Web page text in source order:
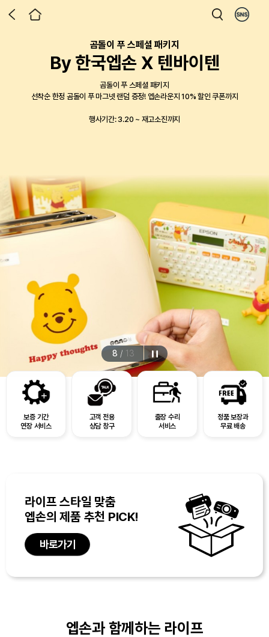
프로젝터로 만든 홈시네마
리뷰 남기고 상품권 받아가세요!
프로젝터 구매 후 달라진 우리 집 일상의 순간,
생생한 사진과 글을 남기고 최대 50만원 상품권까지 챙겨가세요!
Epson X Milwaukee
FORCE 패키지 재입고!
작업을 완성하는 두가지 기준 PRECISION FORCE
프린터의 정밀함과 밀워키의 힘으로 현장 작업의 완성도를 높여보세요.한정 수량 최
엡손 라운지 x DUUL 런칭 기념 이벤트
홈시네마 프로젝터, 이제 가구까
지 한번에
다섯 가지 컬러를 우리 집 인테리어에 맞게 선택해보세요
엡손 라운지 전용 포토 프린터 패키지
프린톡 패키지 출시
일상과 비즈니스 스팟에서 손쉬운 사진 출력 서비스를 제공합니다.
행사기간: 26.7.1 ~ 9.30
제4회 디지털 텍스타일 프린팅 공모전
디지털 텍스타일 프린팅으로 완성하는
나만의 작품
참가 접수 진행 중
엡손 라운지 홈 에듀 프로모션
Safa 3 in 1 코팅/제본기
그림일기, 단어카드는 물론 사무실에서도 사용가능
엡손 Dust-Free 렌탈
상품권 증정 & 첫 달 무료 이벤트
상담만 받아도 상품권 증정,
AM-C & EM-C 시리즈 계약 시
곰돌이 푸 스페셜 패키지
By 한국엡손 X 텐바이텐
곰돌이 푸 스페셜 패키지
선착순 한정 곰돌이 푸 마그넷 랜덤 증정! 엡손라운지 10% 할인 쿠폰까지
행사기간: 3.20 ~ 재고소진까지
8 / 13
보증 기간
연장 서비스
고객 전용
상담 창구
출장 수리
서비스
정품 보장과
무료 배송
라이프 스타일 맞춤
엡손의 제품 추천 PICK!
바로가기
엡손과 함께하는 라이프